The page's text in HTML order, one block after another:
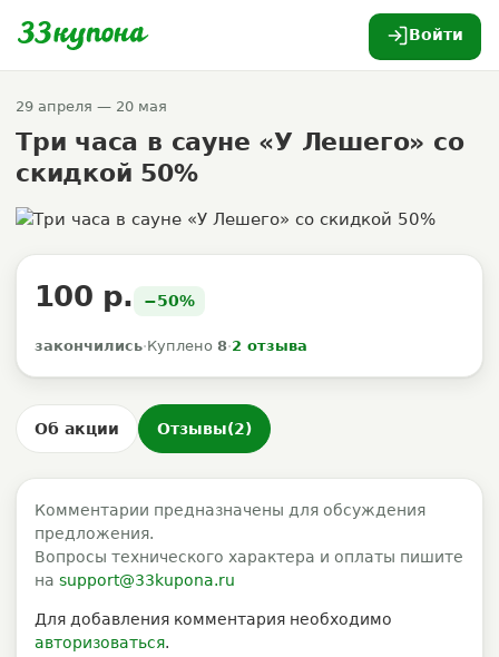
Войти
29 апреля — 20 мая
Три часа в сауне «У Лешего» со
скидкой 50%
100 р. −50%
закончились·Куплено 8·2 отзыва
Об акции Отзывы(2)
Комментарии предназначены для обсуждения
предложения.
Вопросы технического характера и оплаты пишите
на support@33kupona.ru
Для добавления комментария необходимо
авторизоваться.